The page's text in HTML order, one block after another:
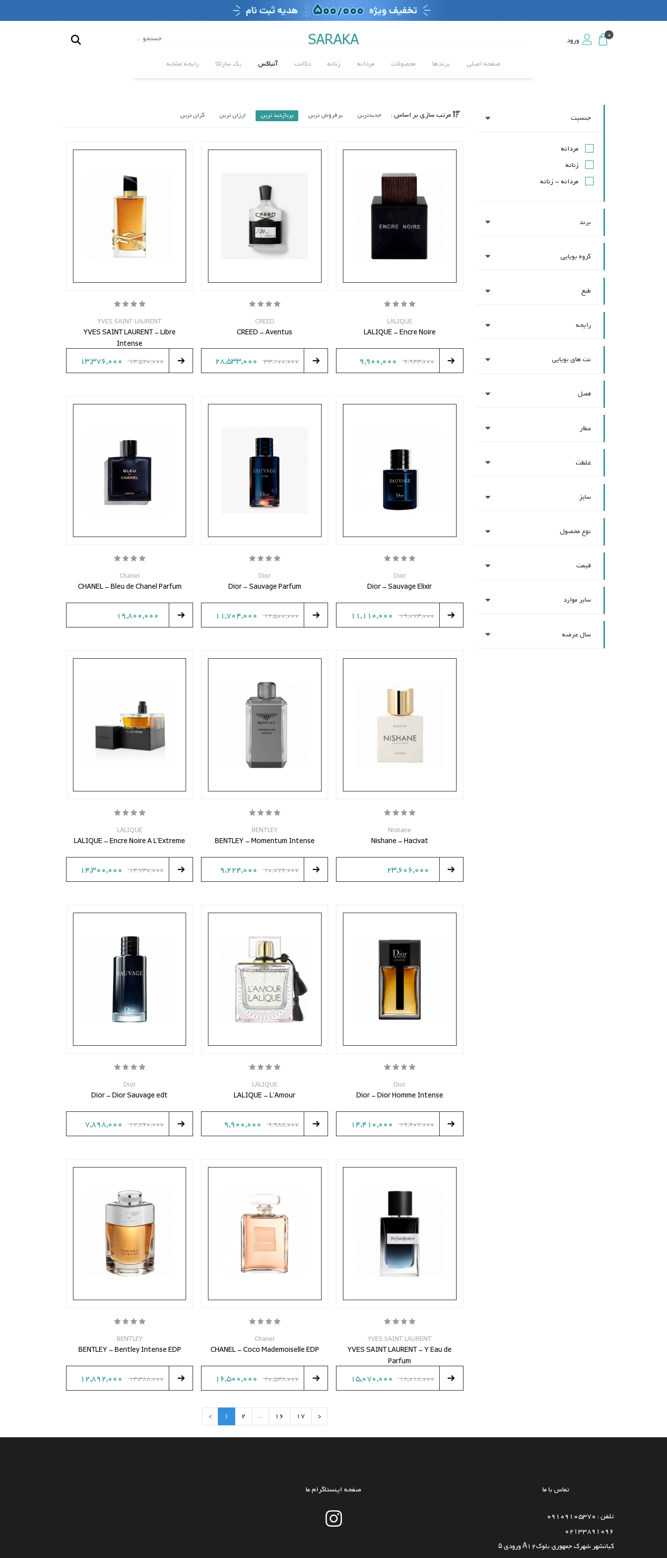
0
ورود SARAKA
صفحه اصلی برندها محصولات مردانه زنانه دکانت آنباکس پک ساراکا رایحه مشابه
جنسیت
مردانه
زنانه
مردانه - زنانه
برند
گروه بویایی
طبع
رایحه
نت های بویایی
فصل
عطار
غلظت
سایز
نوع محصول
قیمت
سایر موارد
سال عرضه
مرتب سازی بر اساس : جدیدترین پرفروش ترین پربازدید ترین ارزان ترین گران ترین
LALIQUE
LALIQUE - Encre Noire
9,944,000
9,900,000
CREED
CREED - Aventus
34,100,000
28,533,000
YVES SAINT LAURENT
YVES SAINT LAURENT - Libre
Intense
14,520,000
13,376,000
Dior
Dior - Sauvage Elixir
19,074,000
11,110,000
Dior
Dior - Sauvage Parfum
16,500,000
11,704,000
Chanel
CHANEL - Bleu de Chanel Parfum
19,800,000
Nishane
Nishane - Hacivat
23,606,000
BENTLEY
BENTLEY - Momentum Intense
10,076,000
9,224,000
LALIQUE
LALIQUE - Encre Noire A L'Extreme
14,740,000
14,300,000
Dior
Dior - Dior Homme Intense
19,602,000
14,410,000
LALIQUE
LALIQUE - L'Amour
9,988,000
9,900,000
Dior
Dior - Dior Sauvage edt
12,760,000
7,898,000
YVES SAINT LAURENT
YVES SAINT LAURENT - Y Eau de
Parfum
18,018,000
15,070,000
Chanel
CHANEL - Coco Mademoiselle EDP
20,548,000
16,500,000
BENTLEY
BENTLEY - Bentley Intense EDP
14,388,000
12,892,000
> 1 2 ... 16 17 <
تماس با ما
تلفن : 09109105370
02133891096
کیانشهر شهرک جمهوری بلوکA12 ورودی ۵
صفحه اینستاگرام ما